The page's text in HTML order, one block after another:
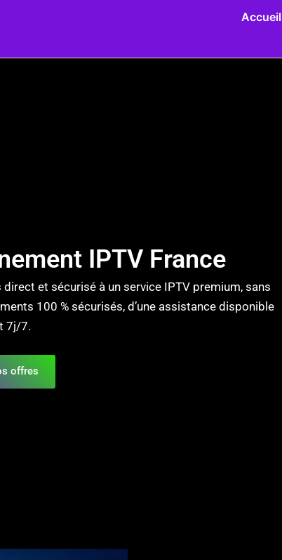
Accueil
IPTV France
et sécurisé à un service IPTV premium, sans
100 % sécurisés, d’une assistance disponible
7j/7.
offres